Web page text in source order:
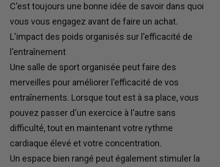
C'est toujours une bonne idée de savoir dans quoi
vous vous engagez avant de faire un achat.
L'impact des poids organisés sur l'efficacité de
l'entraînement
Une salle de sport organisée peutfaire des
merveilles pour améliorer l'efficacité de vos
entraînements. Lorsque tout est à sa place, vous
pouvez passer d'un exercice à l'autre sans
difficulté, tout en maintenant votre rythme
cardiaque élevé et votre concentration.
Un espace bien rangé peut également stimuler la